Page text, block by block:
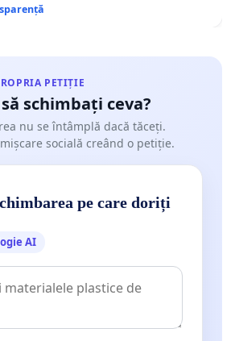
PETIȚIE
schimbați ceva?
nu se întâmplă dacă tăceți.
socială creând o petiție.
pe care doriți
AI